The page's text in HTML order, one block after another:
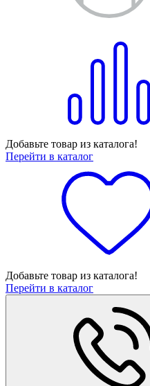
Добавьте товар из каталога!
Перейти в каталог
Добавьте товар из каталога!
Перейти в каталог